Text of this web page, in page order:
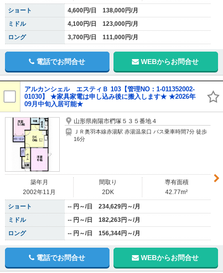
ショート
4,600円/日 138,000円/月
ミドル
4,100円/日 123,000円/月
ロング
3,700円/日 111,000円/月
電話でお問合せ WEBからお問合せ
アルカンシェル エスティＢ 103【管理NO：1-011352002-
01030】 ★家具家電は申し込み後に搬入します★ ★2026年
09月中旬入居可能★
山形県南陽市椚塚５３５番地４
ＪＲ奥羽本線赤湯駅 赤湯温泉口 バス乗車時間7分 徒歩
16分
築年月
2002年11月
間取り
2DK
専有面積
42.77m²
ショート
-- 円～/日 234,629円～/月
ミドル
-- 円～/日 182,263円～/月
ロング
-- 円～/日 156,344円～/月
電話でお問合せ WEBからお問合せ